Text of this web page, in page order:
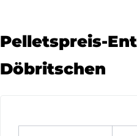
Pelletspreis-
Döbritschen